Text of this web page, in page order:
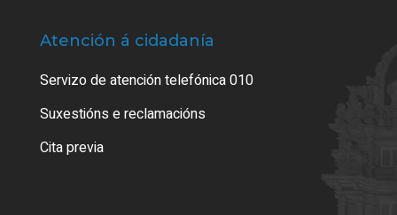
Atención á cidadanía
Servizo de atención telefónica 010
Suxestións e reclamacións
Cita previa